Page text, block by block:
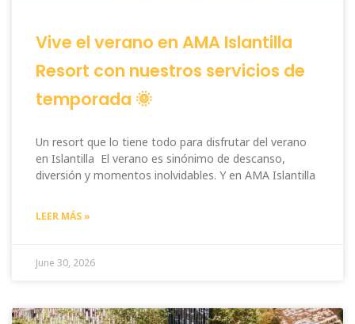
Vive el verano en AMA Islantilla
Resort con nuestros servicios de
temporada 🌞
Un resort que lo tiene todo para disfrutar del verano
en Islantilla El verano es sinónimo de descanso,
diversión y momentos inolvidables. Y en AMA Islantilla
LEER MÁS »
June 30, 2026